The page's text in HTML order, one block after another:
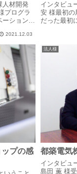
人材開発
プログラ
ーションコ
禍の影響
くなり、計
る人な
ではなく
2021.12.03
インタビュ
安 様最初の
だった最初
チング1回
ぞと思った
ていけるの
プの感
法人様
都築電気
インタビュ
島田 薫 様